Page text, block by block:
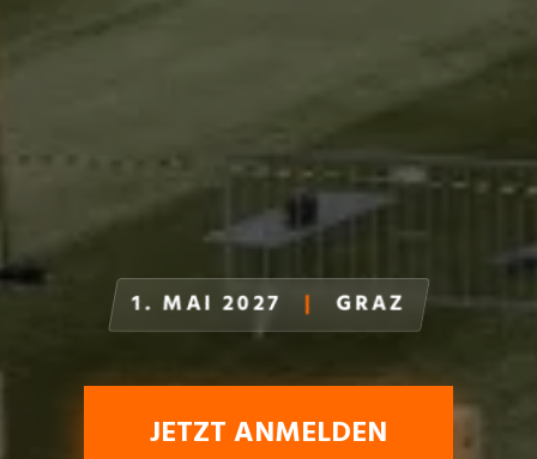
1. MAI 2027 | GRAZ
JETZT ANMELDEN